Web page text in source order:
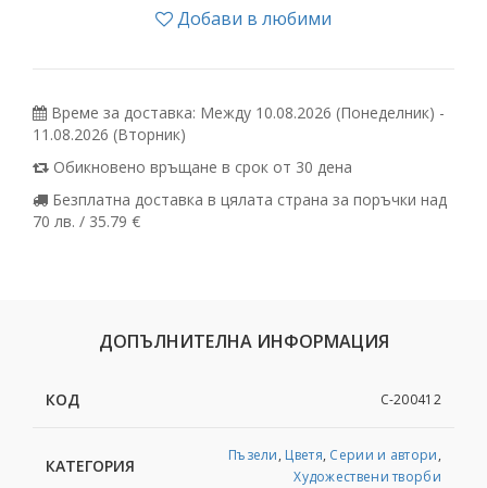
Добави в любими
Време за доставка: Между 10.08.2026 (Понеделник) -
11.08.2026 (Вторник)
Обикновено връщане в срок от 30 дена
Безплатна доставка в цялата страна за поръчки над
70 лв. / 35.79 €
ДОПЪЛНИТЕЛНА ИНФОРМАЦИЯ
КОД C-200412
КАТЕГОРИЯ
Пъзели, Цветя, Серии и автори,
Художествени творби